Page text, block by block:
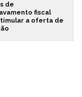
de
fiscal
a oferta de